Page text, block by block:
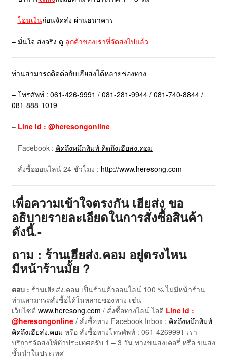
– โอนเงินก่อนจัดส่ง ผ่านธนาคาร
– มั่นใจ ส่งจริง ดู ลูกค้าของเราที่จัดส่งไปแล้ว
ท่านสามารถติดต่อกับเฮียส่งได้หลายช่องทาง
– โทรศัพท์ : 061-426-9991 / 081-281-9944 / 081-740-8844 /
081-888-1019
– Line Id : @heresongonline
– Facebook : คิดถึงหมึกพิมพ์ คิดถึงเฮียส่ง.คอม
– สั่งซื้อออนไลน์ 24 ชั่วโมง : http://www.heresong.com
เพื่อความเข้าใจตรงกัน เฮียส่ง ขอ
อธิบายรายละเอียดในการสั่งซื้อสินค้า
ดังนี้.-
ถาม : ร้านเฮียส่ง.คอม อยู่ตรงไหน
มีหน้าร้านมั้ย ?
ตอบ : ร้านเฮียส่ง.คอม เป็นร้านค้าออนไลน์ 100 % ไม่มีหน้าร้าน
ท่านสามารถสั่งซื้อได้ในหลายช่องทาง เช่น
เว็บไซต์ www.heresong.com / สั่งซื้อทางไลน์ ไอดี Line Id :
@heresongonline / สั่งซื้อทาง Facebook Inbox : คิดถึงหมึกพิมพ์
คิดถึงเฮียส่ง.คอม หรือ สั่งซื้อทางโทรศัพท์ : 061-4269991 เรา
บริการจัดส่งให้ทั่วประเทศครับ 1 – 3 วัน ทางขนส่งเคอรี่ หรือ ขนส่ง
ชั้นนำในประเทศ